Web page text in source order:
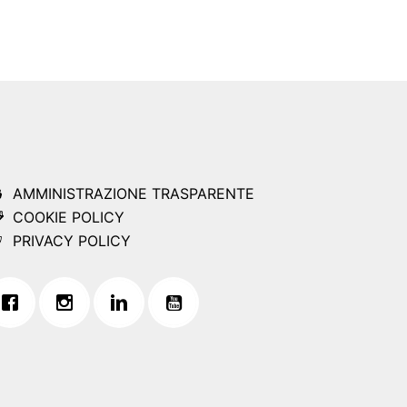
AMMINISTRAZIONE TRASPARENTE
COOKIE POLICY
PRIVACY POLICY